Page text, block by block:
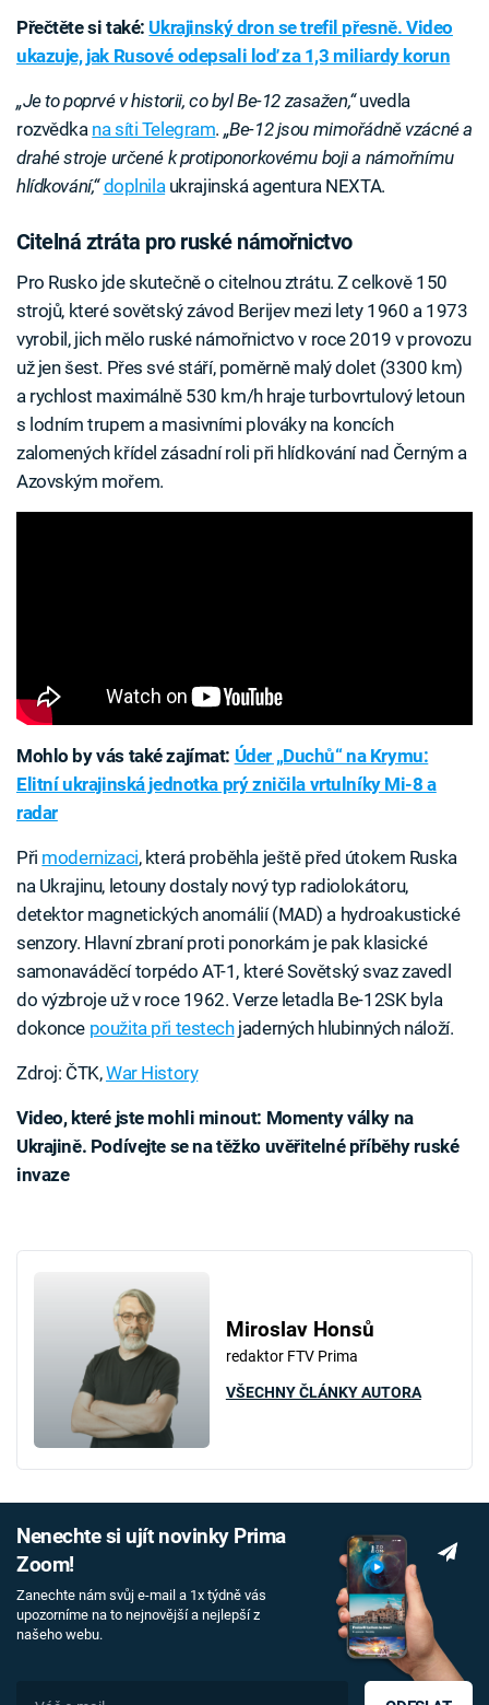
Přečtěte si také: Ukrajinský dron se trefil přesně. Video
ukazuje, jak Rusové odepsali loď za 1,3 miliardy korun
„Je to poprvé v historii, co byl Be-12 zasažen,“uvedla
rozvědka na síti Telegram. „Be-12 jsou mimořádně vzácné a
drahé stroje určené k protiponorkovému boji a námořnímu
hlídkování,“ doplnilaukrajinská agentura NEXTA.
Citelná ztráta pro ruské námořnictvo
Pro Rusko jde skutečně o citelnou ztrátu. Z celkově 150
strojů, které sovětský závod Berijev mezi lety 1960 a 1973
vyrobil, jich mělo ruské námořnictvo v roce 2019 v provozu
už jen šest. Přes své stáří, poměrně malý dolet (3300 km)
a rychlost maximálně 530 km/h hraje turbovrtulový letoun
s lodním trupem a masivními plováky na koncích
zalomených křídel zásadní roli při hlídkování nad Černým a
Azovským mořem.
Mohlo by vás také zajímat: Úder „Duchů“ na Krymu:
Elitní ukrajinská jednotka prý zničila vrtulníky Mi-8 a
radar
Při modernizaci, která proběhla ještě před útokem Ruska
na Ukrajinu, letouny dostaly nový typ radiolokátoru,
detektor magnetických anomálií (MAD) a hydroakustické
senzory. Hlavní zbraní proti ponorkám je pak klasické
samonaváděcí torpédo AT-1, které Sovětský svaz zavedl
do výzbroje už v roce 1962. Verze letadla Be-12SK byla
dokonce použita při testechjaderných hlubinných náloží.
Zdroj: ČTK,War History
Video, které jste mohli minout: Momenty války na
Ukrajině. Podívejte se na těžko uvěřitelné příběhy ruské
invaze
Miroslav Honsů
redaktor FTV Prima
VŠECHNY ČLÁNKY AUTORA
Nenechte si ujít novinky Prima
Zoom!
Zanechte nám svůj e-mail a 1x týdně vás
upozorníme na to nejnovější a nejlepší z
našeho webu.